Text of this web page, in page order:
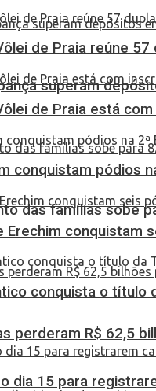
superam
das famílias sobe
perderam R$ 62,5
de Praia reúne
de Praia está
conquistam pódios
conquistam
conquista o título
dia 15 para